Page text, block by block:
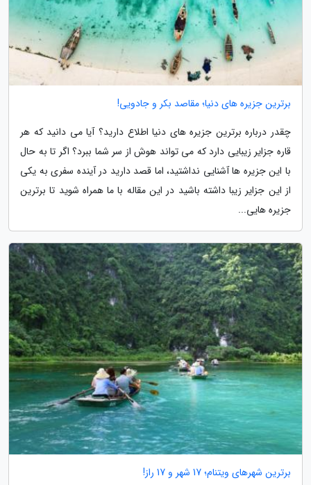
برترین جزیره های دنیا؛ مقاصد بکر و جادویی!
چقدر درباره برترین جزیره های دنیا اطلاع دارید؟ آیا می دانید که هر
قاره جزایر زیبایی دارد که می تواند هوش از سر شما ببرد؟ اگر تا به حال
با این جزیره ها آشنایی نداشتید، اما قصد دارید در آینده سفری به یکی
از این جزایر زیبا داشته باشید در این مقاله با ما همراه شوید تا برترین
جزیره هایی...
برترین شهرهای ویتنام؛ 17 شهر و 17 راز!